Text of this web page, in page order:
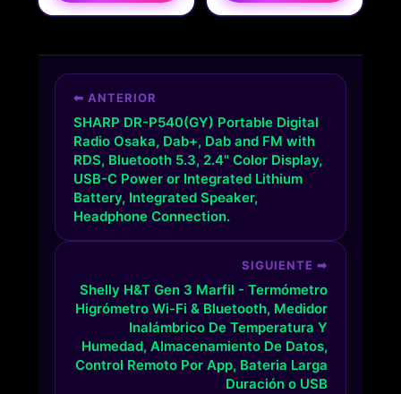
⬅ ANTERIOR
SHARP DR-P540(GY) Portable Digital
Radio Osaka, Dab+, Dab and FM with
RDS, Bluetooth 5.3, 2.4" Color Display,
USB-C Power or Integrated Lithium
Battery, Integrated Speaker,
Headphone Connection.
SIGUIENTE ➡
Shelly H&T Gen 3 Marfil - Termómetro
Higrómetro Wi-Fi & Bluetooth, Medidor
Inalámbrico De Temperatura Y
Humedad, Almacenamiento De Datos,
Control Remoto Por App, Bateria Larga
Duración o USB